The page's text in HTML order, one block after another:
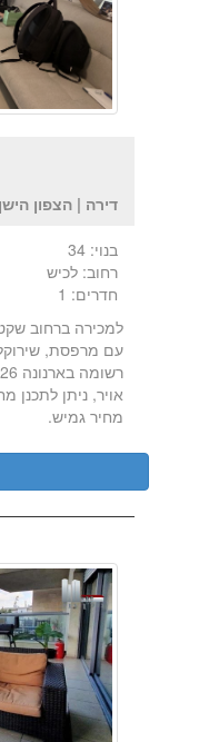
דירה | הצפון
בנוי: 34
רחוב: לכיש
חדרים: 1
למכירה ברחוב
מחיר גמיש.